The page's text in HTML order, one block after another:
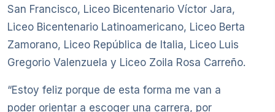
San Francisco, Liceo Bicentenario Víctor Jara,
Liceo Bicentenario Latinoamericano, Liceo Berta
Zamorano, Liceo República de Italia, Liceo Luis
Gregorio Valenzuela y Liceo Zoila Rosa Carreño.
“Estoy feliz porque de esta forma me van a
poder orientar a escoger una carrera, por